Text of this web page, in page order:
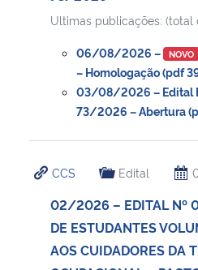
Ultimas publicações: (total
06/08/2026 – NOVO
– Homologação (pdf
03/08/2026 – Edital
73/2026 – Abertura
CCS Edital
02/2026 – EDITAL Nº
DE ESTUDANTES
AOS CUIDADORES DA